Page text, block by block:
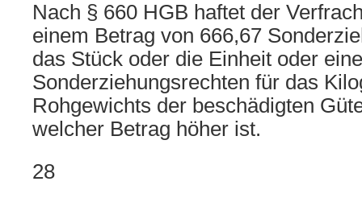
Nach § 660 HGB haftet der
einem Betrag von 666,67
das Stück oder die Einheit oder
Sonderziehungsrechten für das
Rohgewichts der beschädigten
welcher Betrag höher ist.
28